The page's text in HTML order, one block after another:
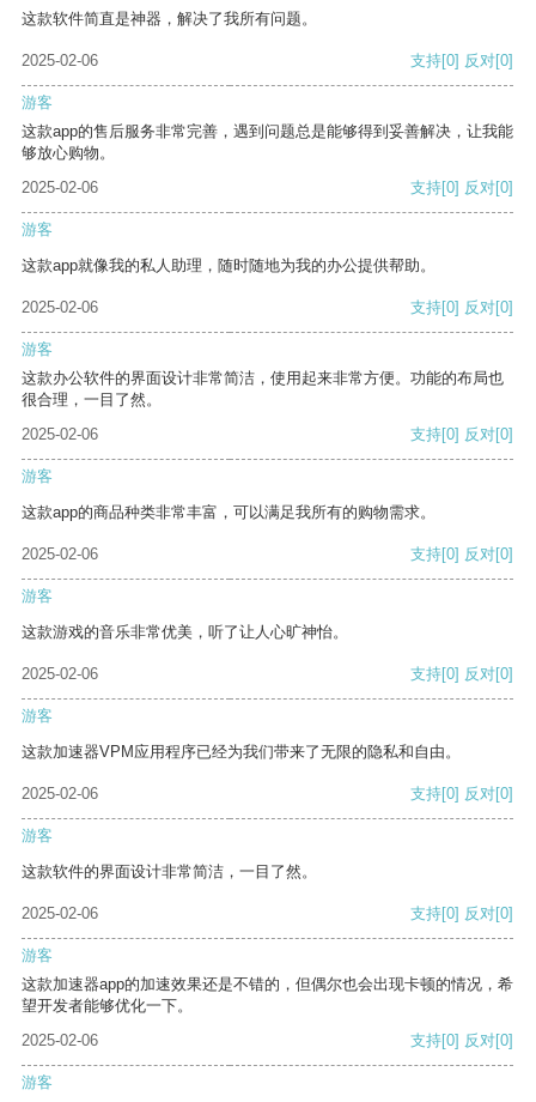
这款软件简直是神器，解决了我所有问题。
2025-02-06 支持[0] 反对[0]
游客
这款app的售后服务非常完善，遇到问题总是能够得到妥善解决，让我能
够放心购物。
2025-02-06
支持[0] 反对[0]
游客
这款app就像我的私人助理，随时随地为我的办公提供帮助。
2025-02-06 支持[0] 反对[0]
游客
这款办公软件的界面设计非常简洁，使用起来非常方便。功能的布局也
很合理，一目了然。
2025-02-06
支持[0] 反对[0]
游客
这款app的商品种类非常丰富，可以满足我所有的购物需求。
2025-02-06 支持[0] 反对[0]
游客
这款游戏的音乐非常优美，听了让人心旷神怡。
2025-02-06 支持[0] 反对[0]
游客
这款加速器VPM应用程序已经为我们带来了无限的隐私和自由。
2025-02-06 支持[0] 反对[0]
游客
这款软件的界面设计非常简洁，一目了然。
2025-02-06 支持[0] 反对[0]
游客
这款加速器app的加速效果还是不错的，但偶尔也会出现卡顿的情况，希
望开发者能够优化一下。
2025-02-06
支持[0] 反对[0]
游客